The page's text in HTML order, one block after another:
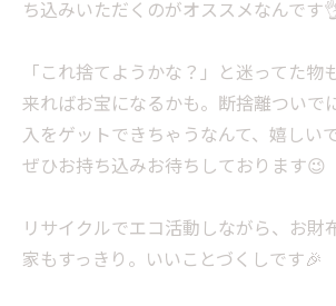
ち込みいただくのがオススメなんです
「これ捨てようかな？」と迷ってた物
来ればお宝になるかも。断捨離ついで
入をゲットできちゃうなんて、嬉しい
ぜひお持ち込みお待ちしております😉
リサイクルでエコ活動しながら、お財
家もすっきり。いいことづくしです🎉